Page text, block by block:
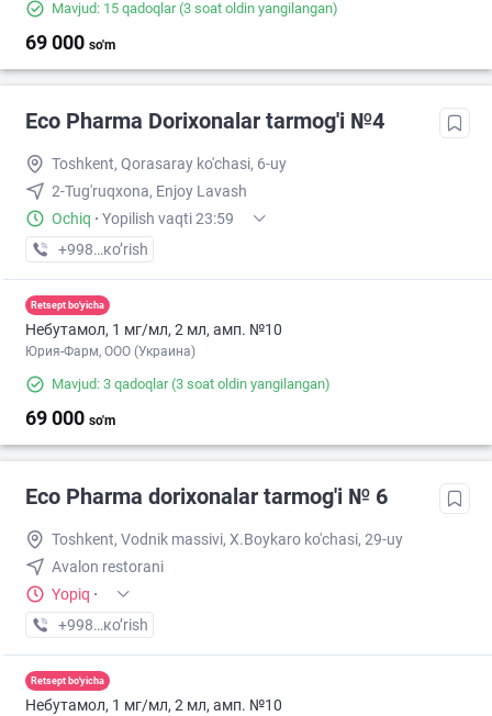
Mavjud: 15 qadoqlar(3 soat oldin yangilangan)
69 000 so'm
Eco Pharma Dorixonalar tarmog'i №4
Toshkent, Qorasaray ko'chasi, 6-uy
2-Tug'ruqxona, Enjoy Lavash
Ochiq · Yopilish vaqti 23:59
+998 (55) XXX-XX-XX
кo’rish
Retsept bo'yicha
Небутамол, 1 мг/мл, 2 мл, амп. №10
Юрия-Фарм, ООО (Украина)
Mavjud: 3 qadoqlar(3 soat oldin yangilangan)
69 000 so'm
Eco Pharma dorixonalar tarmog'i № 6
Toshkent, Vodnik massivi, X.Boykaro ko'chasi, 29-uy
Avalon restorani
Yopiq ·
+998 (55) XXX-XX-XX
кo’rish
Retsept bo'yicha
Небутамол, 1 мг/мл, 2 мл, амп. №10